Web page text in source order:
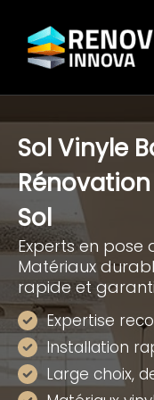
contenu
Sol Vinyle
Sol
Experts en pose
Matériaux
rapide et
Expertise
Installation
Large choix,